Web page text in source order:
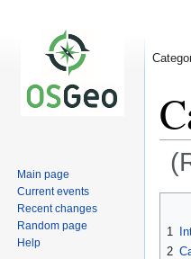
1
2
Main page
Current events
Recent changes
Random page
Help